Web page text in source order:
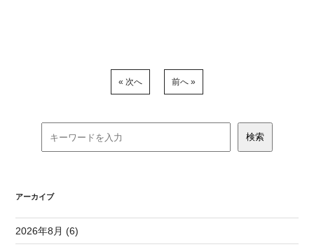
« 次へ 前へ »
アーカイブ
2026年8月 (6)